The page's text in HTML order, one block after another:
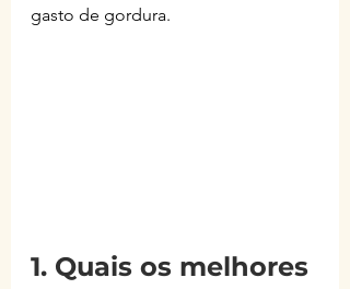
gasto de gordura.
1. Quais os melhores